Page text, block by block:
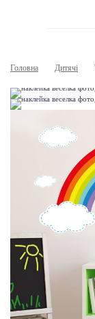
Головна Дитячі